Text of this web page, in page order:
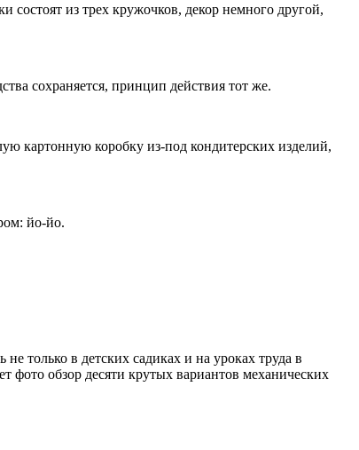
состоят из трех кружочков, декор немного другой,
сохраняется, принцип действия тот же.
картонную коробку из-под кондитерских изделий,
йо-йо.
только в детских садиках и на уроках труда в
фото обзор десяти крутых вариантов механических